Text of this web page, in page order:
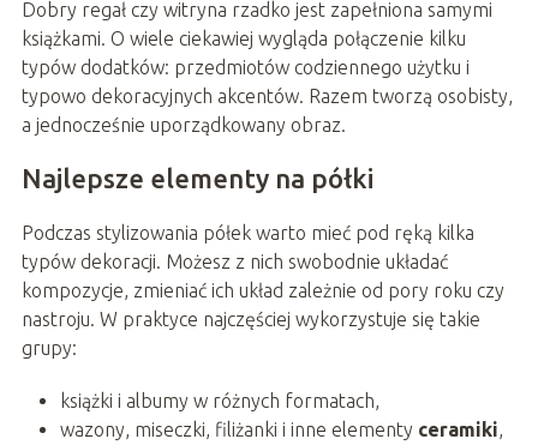
Dobry regał czy witryna rzadko jest zapełniona samymi
książkami. O wiele ciekawiej wygląda połączenie kilku
typów dodatków: przedmiotów codziennego użytku i
typowo dekoracyjnych akcentów. Razem tworzą osobisty,
a jednocześnie uporządkowany obraz.
Najlepsze elementy na półki
Podczas stylizowania półek warto mieć pod ręką kilka
typów dekoracji. Możesz z nich swobodnie układać
kompozycje, zmieniać ich układ zależnie od pory roku czy
nastroju. W praktyce najczęściej wykorzystuje się takie
grupy:
książki i albumy w różnych formatach,
wazony, miseczki, filiżanki i inne elementy ceramiki,